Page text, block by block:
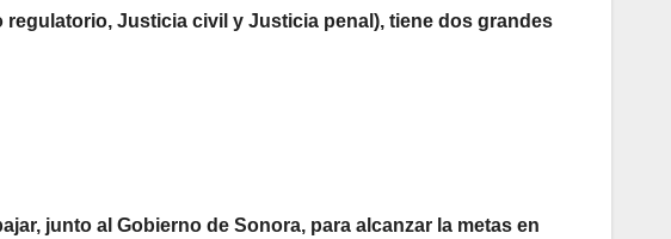
Justicia civil y Justicia penal), tiene dos grandes
junto al Gobierno de Sonora, para alcanzar la metas en